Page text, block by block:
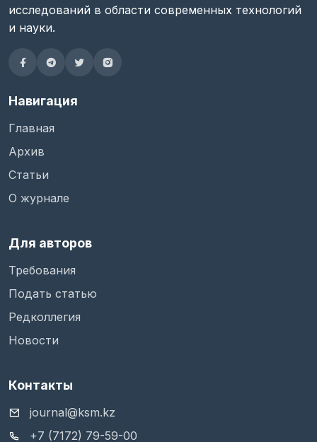
исследований в области современных технологий
и науки.
Навигация
Главная
Архив
Статьи
О журнале
Для авторов
Требования
Подать статью
Редколлегия
Новости
Контакты
journal@ksm.kz
+7 (7172) 79-59-00